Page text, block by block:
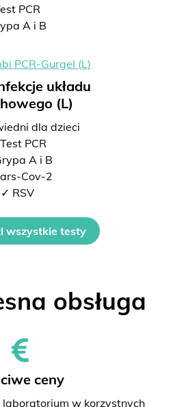
PCR
A i B
układu
(L)
dla dzieci
PCR
A i B
Cov-2
✓ RSV
wszystkie testy
obsługa
ceny
laboratorium w korzystnych